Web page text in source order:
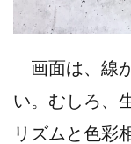
画面は、線
い。むしろ、
リズムと色彩